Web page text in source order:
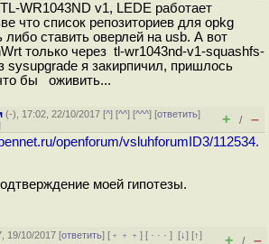
WR1043ND v1, LEDE работает
что список репозиториев для opkg
либо ставить оверлей на usb. А вот
только через tl-wr1043nd-v1-squashfs-
sysupgrade я закирпичил, пришлось
бы оживить...
(-), 17:02, 22/10/2017 [^] [^^] [^^^] [ответить]
+ / –
openforum/vsluhforumID3/112534.
моей гипотезы.
19/10/2017 [ответить] [ ﹢﹢﹢] [ · · ·][↓] [↑]
+ / –